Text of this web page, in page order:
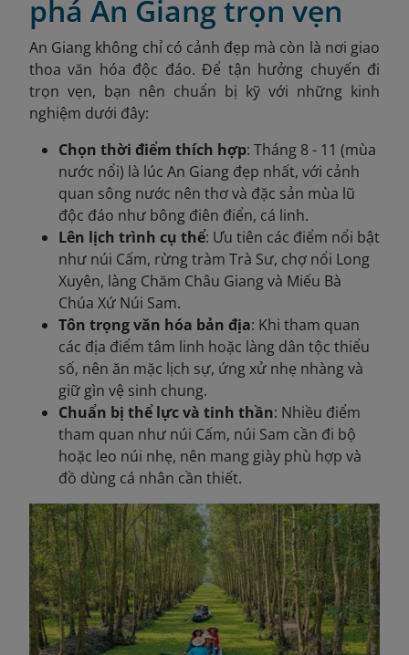
phá An Giang trọn vẹn
An Giang không chỉ có cảnh đẹp mà còn là nơi giao
thoa văn hóa độc đáo. Để tận hưởng chuyến đi
trọn vẹn, bạn nên chuẩn bị kỹ với những kinh
nghiệm dưới đây:
Chọn thời điểm thích hợp: Tháng 8 - 11 (mùa
nước nổi) là lúc An Giang đẹp nhất, với cảnh
quan sông nước nên thơ và đặc sản mùa lũ
độc đáo như bông điên điển, cá linh.
Lên lịch trình cụ thể: Ưu tiên các điểm nổi bật
như núi Cấm, rừng tràm Trà Sư, chợ nổi Long
Xuyên, làng Chăm Châu Giang và Miếu Bà
Chúa Xứ Núi Sam.
Tôn trọng văn hóa bản địa: Khi tham quan
các địa điểm tâm linh hoặc làng dân tộc thiểu
số, nên ăn mặc lịch sự, ứng xử nhẹ nhàng và
giữ gìn vệ sinh chung.
Chuẩn bị thể lực và tinh thần: Nhiều điểm
tham quan như núi Cấm, núi Sam cần đi bộ
hoặc leo núi nhẹ, nên mang giày phù hợp và
đồ dùng cá nhân cần thiết.